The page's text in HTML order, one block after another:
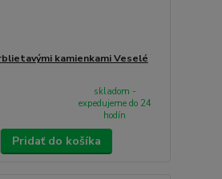
kamienkami Veselé
skladom -
expedujeme do 24
hodín
Pridať do košíka